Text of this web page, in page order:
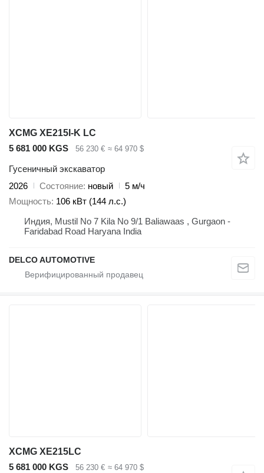
XCMG XE215I-K LC
5 681 000 KGS
56 230 € ≈ 64 970 $
Гусеничный экскаватор
2026
Состояние новый
5 м/ч
Мощность 106 кВт (144 л.с.)
Индия, Mustil No 7 Kila No 9/1 Baliawaas , Gurgaon -
Faridabad Road Haryana India
DELCO AUTOMOTIVE
XCMG XE215LC
5 681 000 KGS
56 230 € ≈ 64 970 $